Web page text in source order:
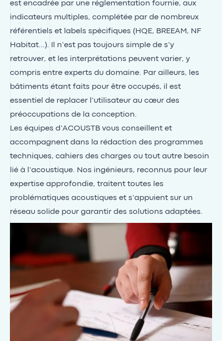
est encadrée par une réglementation fournie, aux
indicateurs multiples, complétée par de nombreux
référentiels et labels spécifiques (HQE, BREEAM, NF
Habitat…). Il n’est pas toujours simple de s’y
retrouver, et les interprétations peuvent varier, y
compris entre experts du domaine. Par ailleurs, les
bâtiments étant faits pour être occupés, il est
essentiel de replacer l’utilisateur au cœur des
préoccupations de la conception.
Les équipes d’ACOUSTB vous conseillent et
accompagnent dans la rédaction des programmes
techniques, cahiers des charges ou tout autre besoin
lié à l’acoustique. Nos ingénieurs, reconnus pour leur
expertise approfondie, traitent toutes les
problématiques acoustiques et s’appuient sur un
réseau solide pour garantir des solutions adaptées.